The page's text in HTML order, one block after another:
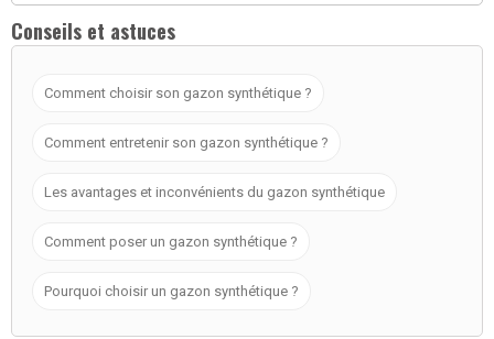
Conseils et astuces
Comment choisir son gazon synthétique ?
Comment entretenir son gazon synthétique ?
Les avantages et inconvénients du gazon synthétique
Comment poser un gazon synthétique ?
Pourquoi choisir un gazon synthétique ?